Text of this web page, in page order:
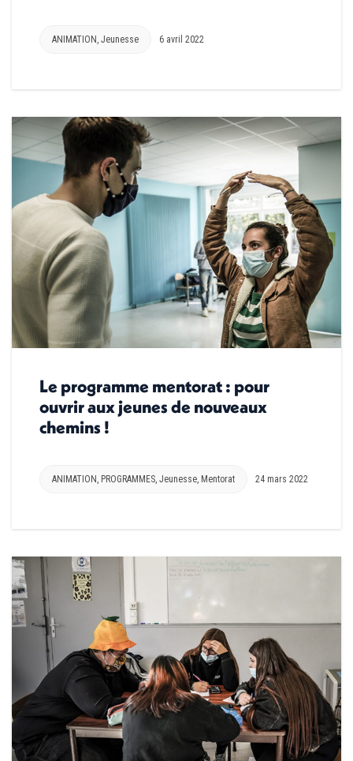
ANIMATION , Jeunesse 6 avril 2022
Le programme mentorat : pour
ouvrir aux jeunes de nouveaux
chemins !
ANIMATION , PROGRAMMES, Jeunesse, Mentorat 24 mars 2022